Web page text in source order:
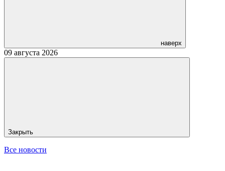
наверх
09 августа 2026
Закрыть
Все новости